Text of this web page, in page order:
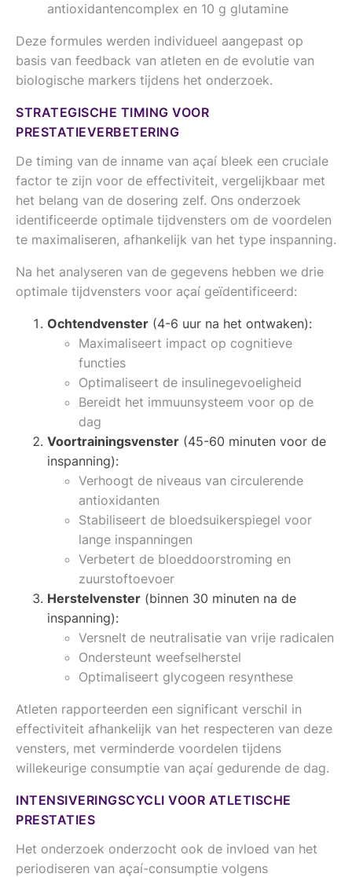
antioxidantencomplex en 10 g glutamine
Deze formules werden individueel aangepast op
basis van feedback van atleten en de evolutie van
biologische markers tijdens het onderzoek.
STRATEGISCHE TIMING VOOR
PRESTATIEVERBETERING
De timing van de inname van açaí bleek een cruciale
factor te zijn voor de effectiviteit, vergelijkbaar met
het belang van de dosering zelf. Ons onderzoek
identificeerde optimale tijdvensters om de voordelen
te maximaliseren, afhankelijk van het type inspanning.
Na het analyseren van de gegevens hebben we drie
optimale tijdvensters voor açaí geïdentificeerd:
Ochtendvenster (4-6 uur na het ontwaken):
Maximaliseert impact op cognitieve
functies
Optimaliseert de insulinegevoeligheid
Bereidt het immuunsysteem voor op de
dag
Voortrainingsvenster (45-60 minuten voor de
inspanning):
Verhoogt de niveaus van circulerende
antioxidanten
Stabiliseert de bloedsuikerspiegel voor
lange inspanningen
Verbetert de bloeddoorstroming en
zuurstoftoevoer
Herstelvenster (binnen 30 minuten na de
inspanning):
Versnelt de neutralisatie van vrije radicalen
Ondersteunt weefselherstel
Optimaliseert glycogeen resynthese
Atleten rapporteerden een significant verschil in
effectiviteit afhankelijk van het respecteren van deze
vensters, met verminderde voordelen tijdens
willekeurige consumptie van açaí gedurende de dag.
INTENSIVERINGSCYCLI VOOR ATLETISCHE
PRESTATIES
Het onderzoek onderzocht ook de invloed van het
periodiseren van açaí-consumptie volgens